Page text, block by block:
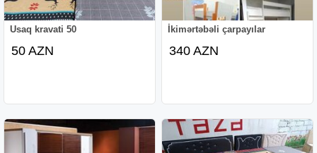
Usaq kravati 50
50 AZN
İkimərtəbəli çarpayılar
340 AZN